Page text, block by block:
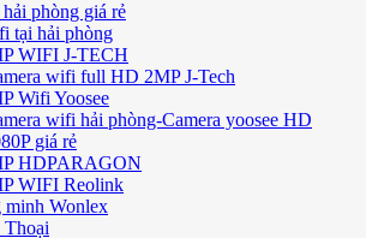
phòng giá rẻ
tại hải phòng
WIFI J-TECH
wifi full HD 2MP J-Tech
Wifi Yoosee
wifi hải phòng-Camera yoosee HD
giá rẻ
HDPARAGON
WIFI Reolink
Wonlex